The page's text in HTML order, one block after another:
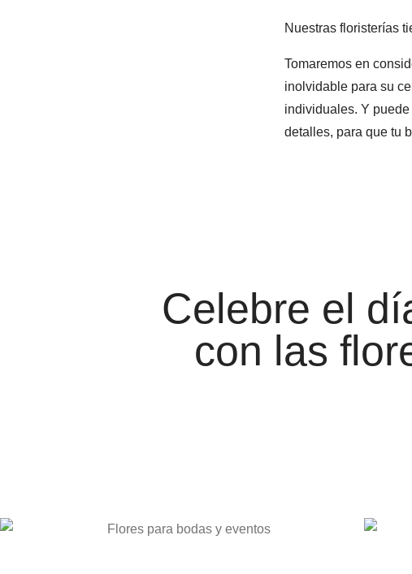
Nuestras floristerías
Tomaremos en
inolvidable para su
individuales. Y
detalles, para que tu
Celebre el
con las